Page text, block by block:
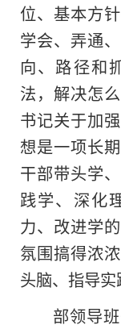
位、基本方
学会、弄通
向、路径和
法，解决怎
书记关于加
想是一项长
干部带头学
践学、深化
力、改进学
氛围搞得浓
头脑、指导实
部领导